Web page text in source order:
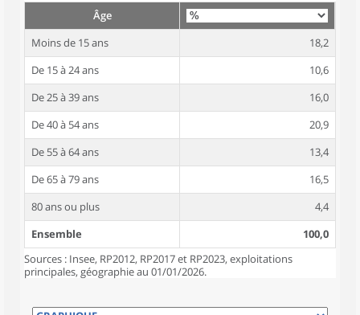
Âge
Moins de 15 ans
18,2
De 15 à 24 ans
10,6
De 25 à 39 ans
16,0
De 40 à 54 ans
20,9
De 55 à 64 ans
13,4
De 65 à 79 ans
16,5
80 ans ou plus
4,4
Ensemble
100,0
Sources : Insee, RP2012, RP2017 et RP2023, exploitations
principales, géographie au 01/01/2026.